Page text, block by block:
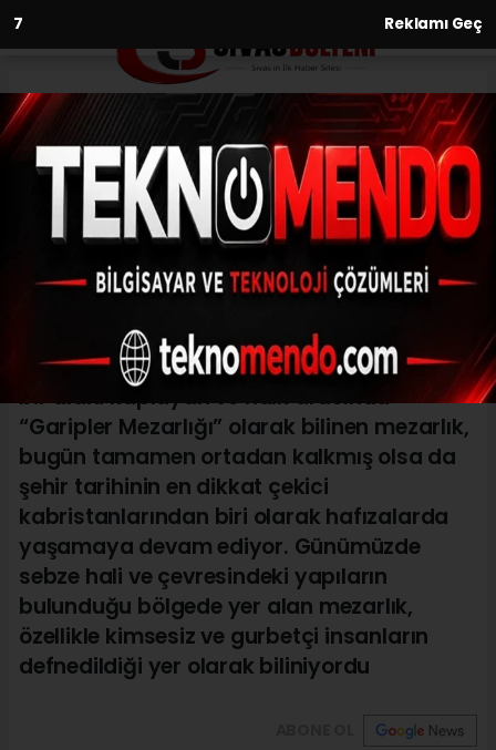
6 Reklamı Geç
Anasayfa Kültür-Sanat-Tarih
Sivas’ın Unutulan Kabristanı:
Garipler Mezarlığı
KÜLTÜR-SANAT-TARIH
30.05.2026 - 18:21
Sivas şehir merkezinde bir zamanlar geniş
bir alanı kaplayan ve halk arasında
“Garipler Mezarlığı” olarak bilinen mezarlık,
bugün tamamen ortadan kalkmış olsa da
şehir tarihinin en dikkat çekici
kabristanlarından biri olarak hafızalarda
yaşamaya devam ediyor. Günümüzde
sebze hali ve çevresindeki yapıların
bulunduğu bölgede yer alan mezarlık,
özellikle kimsesiz ve gurbetçi insanların
defnedildiği yer olarak biliniyordu